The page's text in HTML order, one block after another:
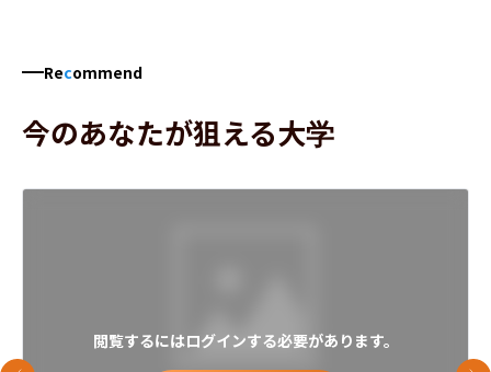
Recommend
今のあなたが狙える大学
閲覧するにはログインする必要があります。